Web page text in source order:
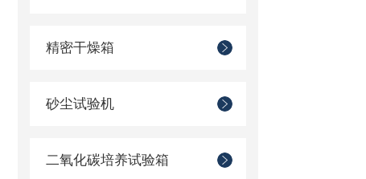
精密干燥箱
砂尘试验机
二氧化碳培养试验箱